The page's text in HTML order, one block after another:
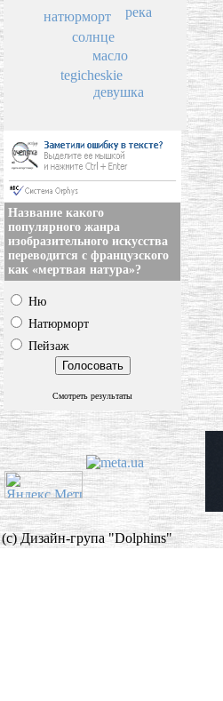
натюрморт
солнце
масло
река
tegicheskie
девушка
Название какого
популярного жанра
изобразительного искусства
переводится с французского
как «мертвая натура»?
Ню
Натюрморт
Пейзаж
Смотреть результаты
(c) Дизайн-група "Dolphins"